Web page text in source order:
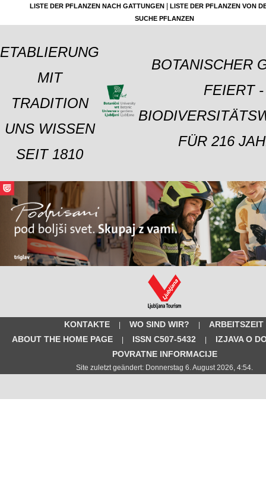
LISTE DER PFLANZEN NACH GATTUNGEN
LISTE DER PFLANZEN VON
SUCHE PFLANZEN
ETABLIERUNG
MIT
TRADITION
UNS WISSEN
SEIT 1810
BOTANISCHER
FEIERT -
FÜR 216
KONTAKTE WO SIND WIR?
ARBEITSZEIT
ABOUT THE HOME PAGE
ISSN C507-5432
IZJAVA O
POVRATNE INFORMACIJE
Site zuletzt geändert: Donnerstag 6. August 2026, 4:54.